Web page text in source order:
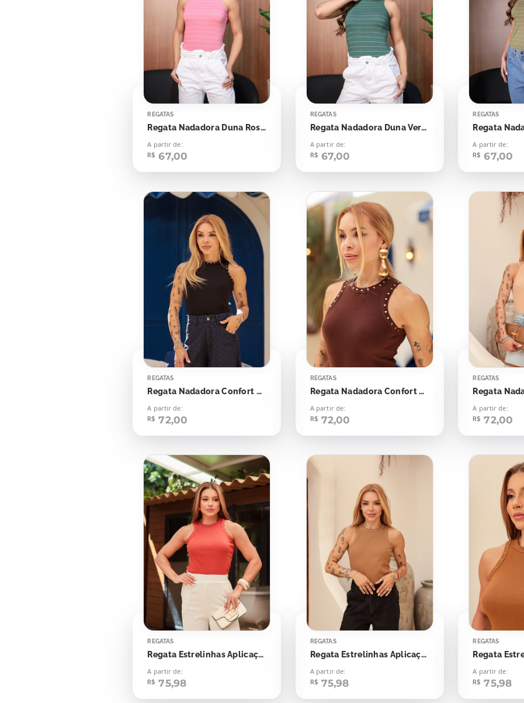
REGATAS
Regata Nadadora Duna Rosa Seco Listras Off
A partir de:
R$ 67,00
REGATAS
Regata Nadadora Duna Verde Esmeralda Com Off
A partir de:
R$ 67,00
REGATAS
A partir de:
R$ 67,00
REGATAS
Regata Nadadora Confort Bolinhas Aplicação
A partir de:
R$ 72,00
REGATAS
Regata Nadadora Confort Bolinhas Aplicação
A partir de:
R$ 72,00
REGATAS
A partir de:
R$ 72,00
REGATAS
Regata Estrelinhas Aplicação
A partir de:
R$ 75,98
REGATAS
Regata Estrelinhas Aplicação
A partir de:
R$ 75,98
REGATAS
A partir de:
R$ 75,98